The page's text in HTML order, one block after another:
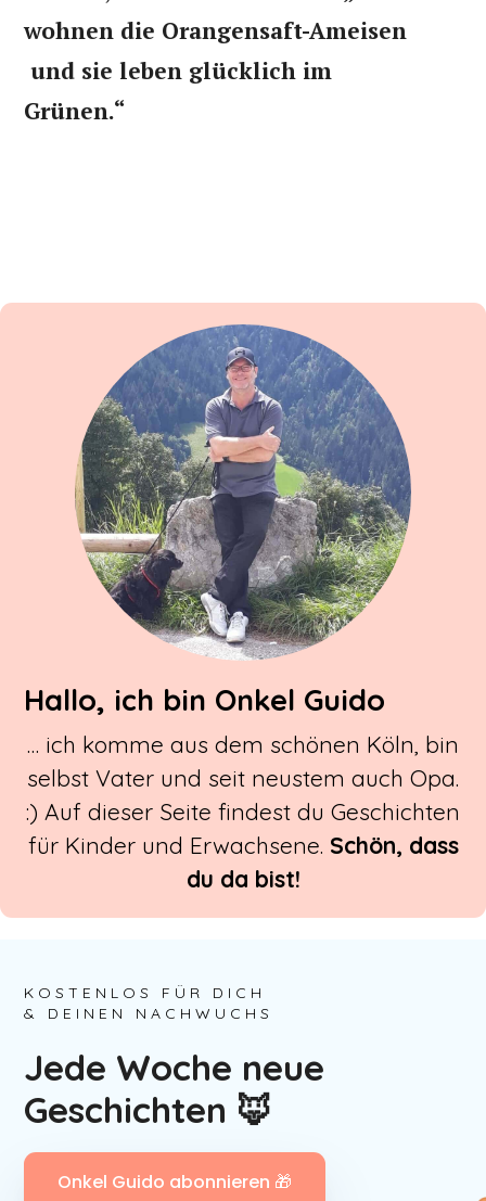
wohnen die Orangensaft-Ameisen
und sie leben glücklich im
Grünen.“
Hallo, ich bin Onkel Guido
… ich komme aus dem schönen Köln, bin
selbst Vater und seit neustem auch Opa.
:) Auf dieser Seite findest du Geschichten
für Kinder und Erwachsene. Schön, dass
du da bist!
KOSTENLOS FÜR DICH
& DEINEN NACHWUCHS
Jede Woche neue
Geschichten 🦊
Onkel Guido abonnieren 🎁